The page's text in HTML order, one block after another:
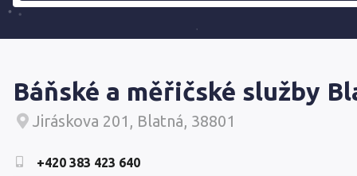
Báňské a měřičské služby
Jiráskova 201, Blatná, 38801
+420 383 423 640